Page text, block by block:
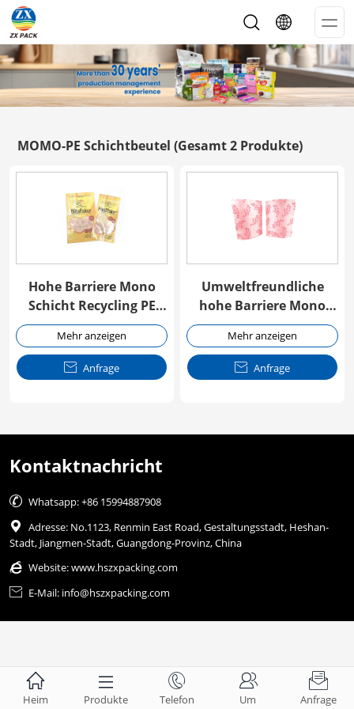
MOMO-PE Schichtbeutel (Gesamt 2 Produkte)
Hohe Barriere Mono
Schicht Recycling PE
Beutel mit
Reißverschluss
Mehr anzeigen
 Anfrage
Umweltfreundliche
hohe Barriere Mono
Schicht Recycling PE
Beutel mit
Reißverschluss
Mehr anzeigen
 Anfrage
Kontaktnachricht
 Whatsapp: +86 15994887908

Adresse: No.1123, Renmin East Road, Gestaltungsstadt, Heshan-
Stadt, Jiangmen-Stadt, Guangdong-Provinz, China
 Website:www.hszxpacking.com
 E-Mail: info@hszxpacking.com

Heim

Produkte

Telefon

Um

Anfrage